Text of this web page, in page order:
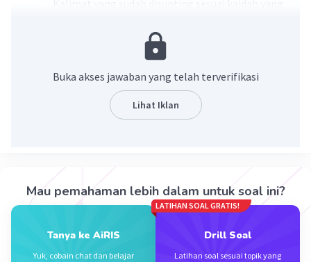
"Candi Borobudur terletak di kota Magelang,
"Terumbu karang tampak berwarna-warni dan
sangat indah. Kalimat di atas menggunakan
Beri Rating·0.0 (0 ) Balas
Buka akses jawaban yang telah terverifikasi
Lihat Iklan
Mau pemahaman lebih dalam untuk soal ini?
Tanya ke AiRIS
Yuk, cobain chat dan belajar
LATIHAN SOAL GRATIS!
Drill Soal
Latihan soal sesuai topik yang